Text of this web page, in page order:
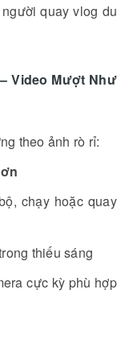
quay vlog du
Video Mượt Như
theo ảnh rò rỉ:
chạy hoặc quay
thiếu sáng
cực kỳ phù hợp